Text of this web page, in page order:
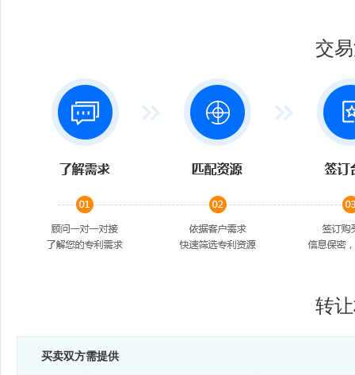
交
转
买卖双方需提供